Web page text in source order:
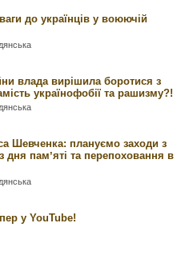
до українців у воюючій
влада вирішила боротися з
українофобії та рашизму?!
Шевченка: плануємо заходи з
дня памʼяті та перепоховання в
у YouTube!